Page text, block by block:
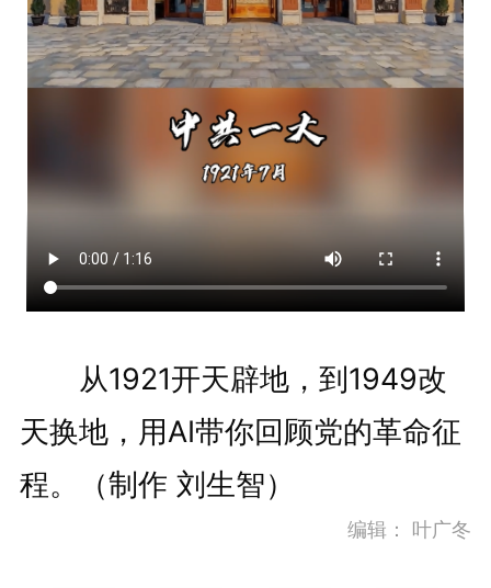
从1921开天辟地，到1949改
天换地，用AI带你回顾党的革命征
程。（制作 刘生智）
编辑： 叶广冬